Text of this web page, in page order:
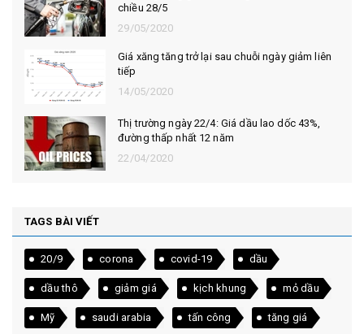
chiều 28/5
29/05/2020
Giá xăng tăng trở lại sau chuỗi ngày giảm liên
tiếp
14/05/2020
Thị trường ngày 22/4: Giá dầu lao dốc 43%,
đường thấp nhất 12 năm
22/04/2020
TAGS BÀI VIẾT
20/9 corona covid-19 dầu
dầu thô giảm giá kịch khung mỏ dầu
Mỹ saudi arabia tấn công tăng giá